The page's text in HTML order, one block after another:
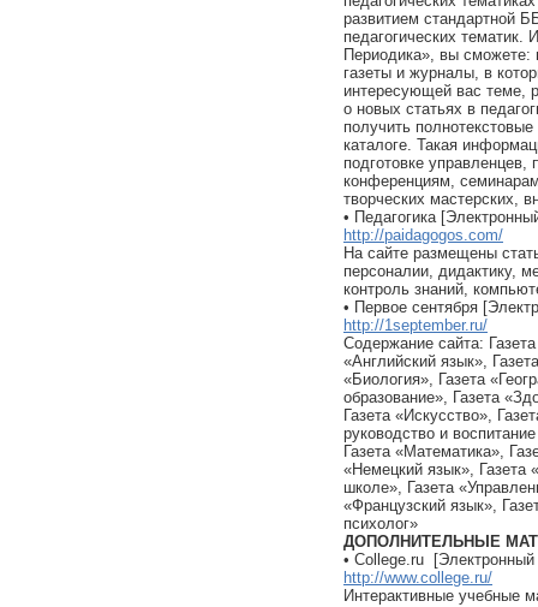
развитием стандартной
педагогических тематик.
Периодика», вы сможете:
газеты и журналы, в
интересующей вас теме,
о новых статьях в
получить
каталоге. Такая
подготовке управленцев,
конференциям,
творческих мастерских,
• Педагогика
http://paidagogos.com/
На сайте размещены
персоналии, дидактику,
контроль знаний,
• Первое сентября
http://1september.ru/
Содержание сайта:
«Английский язык»,
«Биология», Газета
образование», Газета
Газета «Искусство»,
руководство и
Газета «Математика»,
«Немецкий язык», Газета
школе», Газета
«Французский язык»,
психолог»
ДОПОЛНИТЕЛЬНЫЕ
• Сollege.ru
http://www.college.ru/
Интерактивные учебные